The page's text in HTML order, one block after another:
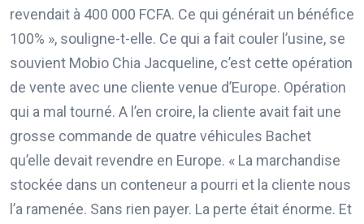
revendait à 400 000 FCFA. Ce qui générait un bénéfice
100% », souligne-t-elle. Ce qui a fait couler l’usine, se
souvient Mobio Chia Jacqueline, c’est cette opération
de vente avec une cliente venue d’Europe. Opération
qui a mal tourné. A l’en croire, la cliente avait fait une
grosse commande de quatre véhicules Bachet
qu’elle devait revendre en Europe. « La marchandise
stockée dans un conteneur a pourri et la cliente nous
l’a ramenée. Sans rien payer. La perte était énorme. Et